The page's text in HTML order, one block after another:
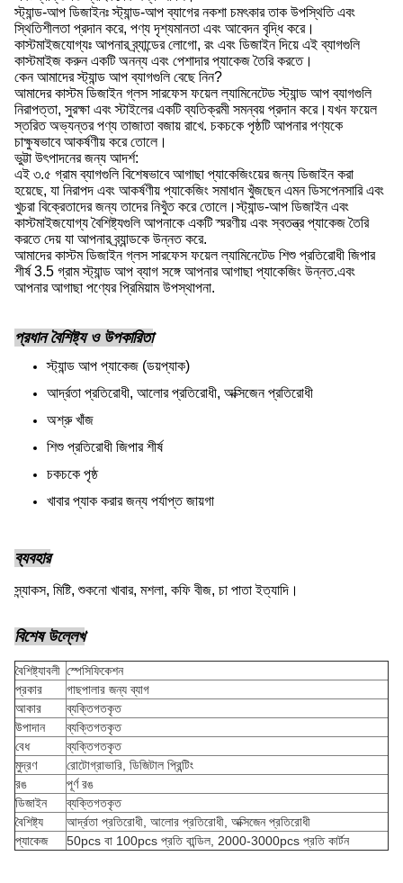
স্ট্যান্ড-আপ ডিজাইনঃ স্ট্যান্ড-আপ ব্যাগের নকশা চমৎকার তাক উপস্থিতি এবং
স্থিতিশীলতা প্রদান করে, পণ্য দৃশ্যমানতা এবং আবেদন বৃদ্ধি করে।
কাস্টমাইজযোগ্যঃ আপনার ব্র্যান্ডের লোগো, রং এবং ডিজাইন দিয়ে এই ব্যাগগুলি
কাস্টমাইজ করুন একটি অনন্য এবং পেশাদার প্যাকেজ তৈরি করতে।
কেন আমাদের স্ট্যান্ড আপ ব্যাগগুলি বেছে নিন?
আমাদের কাস্টম ডিজাইন গ্লস সারফেস ফয়েল ল্যামিনেটেড স্ট্যান্ড আপ ব্যাগগুলি
নিরাপত্তা, সুরক্ষা এবং স্টাইলের একটি ব্যতিক্রমী সমন্বয় প্রদান করে।যখন ফয়েল
স্তরিত অভ্যন্তর পণ্য তাজাতা বজায় রাখে. চকচকে পৃষ্ঠটি আপনার পণ্যকে
চাক্ষুষভাবে আকর্ষণীয় করে তোলে।
ভুট্টা উৎপাদনের জন্য আদর্শ:
এই ৩.৫ গ্রাম ব্যাগগুলি বিশেষভাবে আগাছা প্যাকেজিংয়ের জন্য ডিজাইন করা
হয়েছে, যা নিরাপদ এবং আকর্ষণীয় প্যাকেজিং সমাধান খুঁজছেন এমন ডিসপেনসারি এবং
খুচরা বিক্রেতাদের জন্য তাদের নিখুঁত করে তোলে।স্ট্যান্ড-আপ ডিজাইন এবং
কাস্টমাইজযোগ্য বৈশিষ্ট্যগুলি আপনাকে একটি স্মরণীয় এবং স্বতন্ত্র প্যাকেজ তৈরি
করতে দেয় যা আপনার ব্র্যান্ডকে উন্নত করে.
আমাদের কাস্টম ডিজাইন গ্লস সারফেস ফয়েল ল্যামিনেটেড শিশু প্রতিরোধী জিপার
শীর্ষ 3.5 গ্রাম স্ট্যান্ড আপ ব্যাগ সঙ্গে আপনার আগাছা প্যাকেজিং উন্নত.এবং
আপনার আগাছা পণ্যের প্রিমিয়াম উপস্থাপনা.
প্রধান বৈশিষ্ট্য ও উপকারিতা
স্ট্যান্ড আপ প্যাকেজ (ডয়প্যাক)
আর্দ্রতা প্রতিরোধী, আলোর প্রতিরোধী, অক্সিজেন প্রতিরোধী
অশ্রু খাঁজ
শিশু প্রতিরোধী জিপার শীর্ষ
চকচকে পৃষ্ঠ
খাবার প্যাক করার জন্য পর্যাপ্ত জায়গা
ব্যবহার
স্ন্যাকস, মিষ্টি, শুকনো খাবার, মশলা, কফি বীজ, চা পাতা ইত্যাদি।
বিশেষ উল্লেখ
বৈশিষ্ট্যাবলী স্পেসিফিকেশন
প্রকার
গাছপালার জন্য ব্যাগ
আকার
ব্যক্তিগতকৃত
উপাদান
ব্যক্তিগতকৃত
বেধ
ব্যক্তিগতকৃত
মুদ্রণ
রোটোগ্রাভারি, ডিজিটাল প্রিন্টিং
রঙ
পূর্ণ রঙ
ডিজাইন
ব্যক্তিগতকৃত
বৈশিষ্ট্য
আর্দ্রতা প্রতিরোধী, আলোর প্রতিরোধী, অক্সিজেন প্রতিরোধী
প্যাকেজ
50pcs বা 100pcs প্রতি বান্ডিল, 2000-3000pcs প্রতি কার্টন